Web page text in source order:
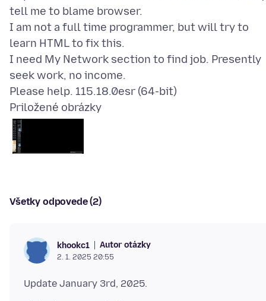
tell me to blame browser.
I am not a full time programmer, but will try to
learn HTML to fix this.
I need My Network section to find job. Presently
seek work, no income.
Priložené obrázky
Všetky odpovede (2)
khookc1 Autor otázky
2. 1. 2025 20:55